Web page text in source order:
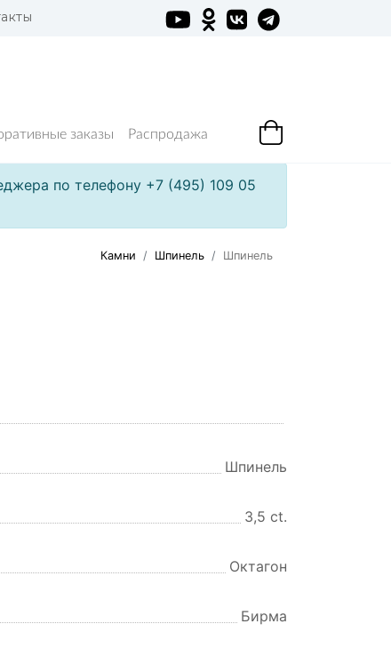
заказы Распродажа
по телефону +7 (495) 109 05
Камни Шпинель Шпинель
Шпинель
3,5 ct.
Октагон
Бирма